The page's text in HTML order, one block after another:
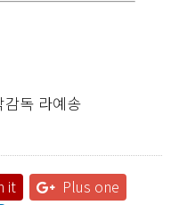
감독 라예송
it
Plus one